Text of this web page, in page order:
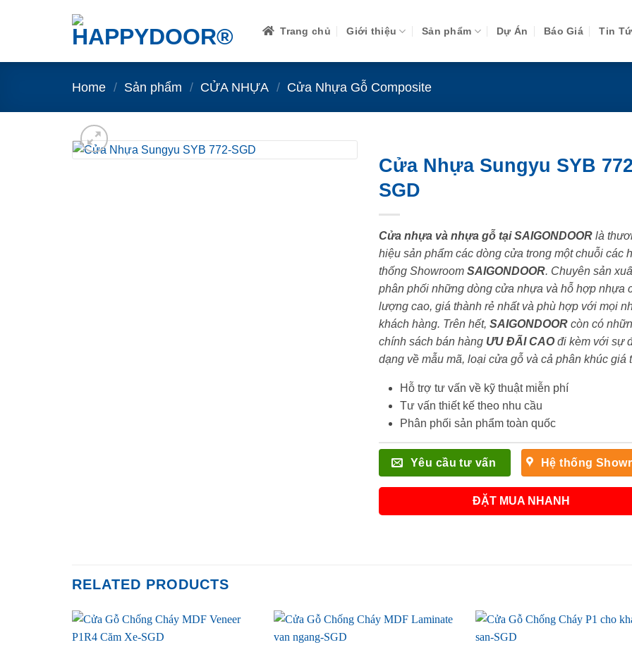
Trang chủ Giới thiệu Sản phẩm Dự Án Báo Giá Tin
Home / Sản phẩm / CỬA NHỰA / Cửa Nhựa Gỗ Composite
Cửa Nhựa Sungyu SYB
SGD
Cửa nhựa và nhựa gỗ tại SAIGONDOORlà
hiệu sản phẩm các dòng cửa trong một chuỗi các
thống Showroom SAIGONDOOR. Chuyên sản
phân phối những dòng cửa nhựa và hỗ hợp nhựa
lượng cao, giá thành rẻ nhất và phù hợp với mọi
khách hàng. Trên hết, SAIGONDOORcòn có
chính sách bán hàng ƯU ĐÃI CAOđi kèm với sự
dạng về mẫu mã, loại cửa gỗ và cả phân khúc giá
Hỗ trợ tư vấn về kỹ thuật miễn phí
Tư vấn thiết kế theo nhu cầu
Phân phối sản phẩm toàn quốc
Yêu cầu tư vấn Hệ thống
ĐẶT MUA NHANH
RELATED PRODUCTS